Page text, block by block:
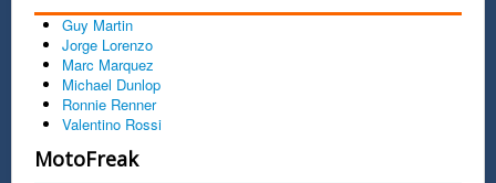
Guy Martin
Jorge Lorenzo
Marc Marquez
Michael Dunlop
Ronnie Renner
Valentino Rossi
MotoFreak